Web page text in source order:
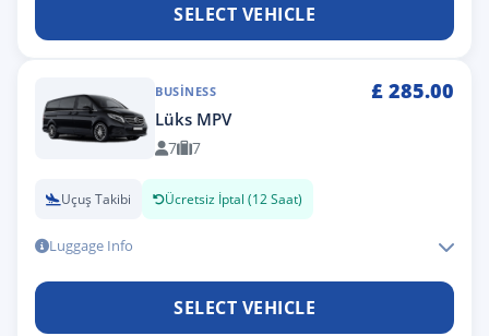
SELECT VEHICLE
BUSINESS £ 285.00
Lüks MPV
7 7
Uçuş Takibi Ücretsiz İptal (12 Saat)
Luggage Info
SELECT VEHICLE